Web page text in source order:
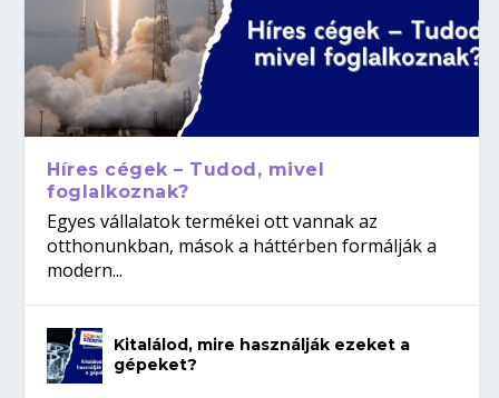
Híres cégek – Tudod, mivel
foglalkoznak?
Egyes vállalatok termékei ott vannak az
otthonunkban, mások a háttérben formálják a
modern...
Kitalálod, mire használják ezeket a
gépeket?